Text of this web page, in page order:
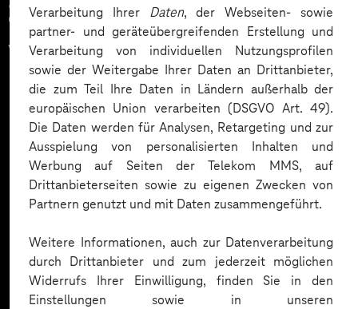
Verarbeitung Ihrer Daten, der Webseiten- sowie
partner- und geräteübergreifenden Erstellung und
Verarbeitung von individuellen Nutzungsprofilen
sowie der Weitergabe Ihrer Daten an Drittanbieter,
die zum Teil Ihre Daten in Ländern außerhalb der
europäischen Union verarbeiten (DSGVO Art. 49).
Die Daten werden für Analysen, Retargeting und zur
Ausspielung von personalisierten Inhalten und
Werbung auf Seiten der Telekom MMS, auf
Drittanbieterseiten sowie zu eigenen Zwecken von
Partnern genutzt und mit Daten zusammengeführt.
Weitere Informationen, auch zur Datenverarbeitung
durch Drittanbieter und zum jederzeit möglichen
Widerrufs Ihrer Einwilligung, finden Sie in den
Einstellungen sowie in unseren
Zahlreiche Unternehmen
vertrauen auf unsere
Expertise. Hier eine Auswahl: